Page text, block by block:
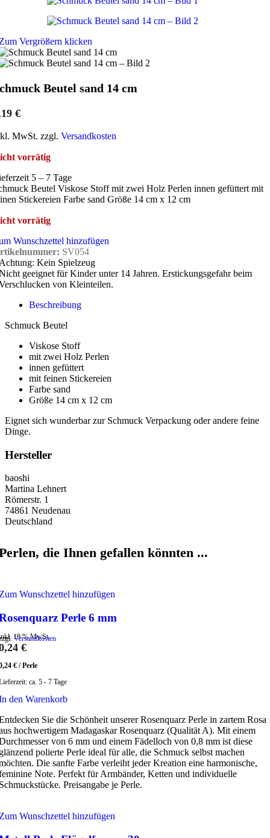
Vergrößern klicken
Beutel sand 14 cm
€
MwSt. zzgl. Versandkosten
vorrätig
5 – 7 Tage
Beutel Viskose Stoff mit zwei Holz Perlen innen gefüttert mit
Stickereien Farbe sand Größe 14 cm x 12 cm
vorrätig
Wunschzettel hinzufügen
SV054
Kein Spielzeug
geeignet für Kinder unter 14 Jahren. Erstickungsgefahr beim
von Kleinteilen.
Beschreibung
Schmuck Beutel
Viskose Stoff
mit zwei Holz Perlen
innen gefüttert
mit feinen Stickereien
Farbe sand
Größe 14 cm x 12 cm
Eignet sich wunderbar zur Schmuck Verpackung oder andere feine
Dinge.
Hersteller
baoshi
Martina Lehnert
Römerstr. 1
74861 Neudenau
Deutschland
die Ihnen gefallen könnten ...
Wunschzettel hinzufügen
Perle 6 mm
19 % MwSt.
Versandkosten
€
€ /Perle
ca. 5 - 7 Tage
den Warenkorb
Sie die Schönheit unserer Rosenquarz Perle in zartem Rosa
hochwertigem Madagaskar Rosenquarz (Qualität A). Mit einem
von 6 mm und einem Fädelloch von 0,8 mm ist diese
polierte Perle ideal für alle, die Schmuck selbst machen
Die sanfte Farbe verleiht jeder Kreation eine harmonische,
Note. Perfekt für Armbänder, Ketten und individuelle
Preisangabe je Perle.
Wunschzettel hinzufügen